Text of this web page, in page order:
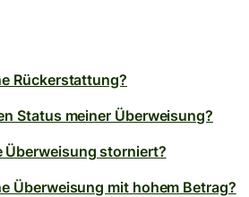
Rückerstattung?
Status meiner Überweisung?
Überweisung storniert?
Überweisung mit hohem Betrag?